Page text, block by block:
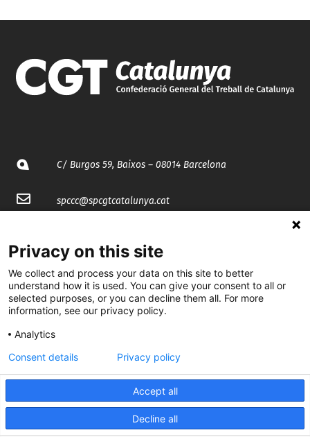
C/ Burgos 59, Baixos – 08014 Barcelona
spccc@spcgtcatalunya.cat
@CGTCatalunya
cgtcatalunya
cgtcatalunya
Desenvolupat per
Privacy on this site
We collect and process your data on this site to better
understand how it is used. You can give your consent to all or
selected purposes, or you can decline them all. For more
information, see our privacy policy.
Analytics
Accept all
Decline all
Consent details Privacy policy